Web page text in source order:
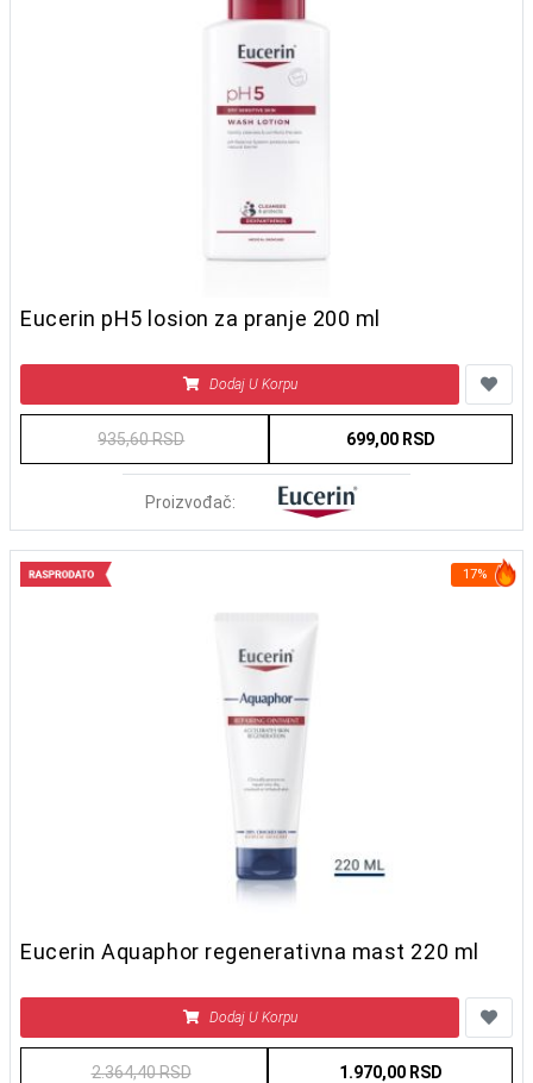
Eucerin pH5 losion za pranje 200 ml
Dodaj U Korpu
935,60 RSD 699,00 RSD
Proizvođač:
17%
Eucerin Aquaphor regenerativna mast 220 ml
Dodaj U Korpu
2.364,40 RSD 1.970,00 RSD